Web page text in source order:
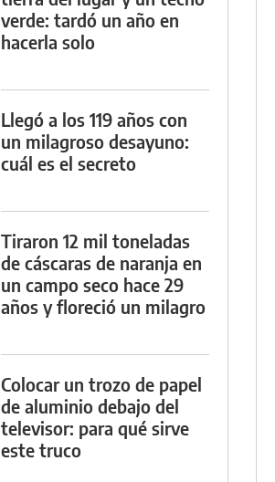
verde: tardó un año en
hacerla solo
Llegó a los 119 años con
un milagroso desayuno:
cuál es el secreto
Tiraron 12 mil toneladas
de cáscaras de naranja en
un campo seco hace 29
años y floreció un milagro
Colocar un trozo de papel
de aluminio debajo del
televisor: para qué sirve
este truco